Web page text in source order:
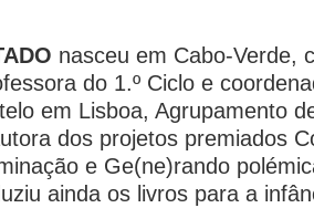
nasceu em Cabo-Verde,
do 1.º Ciclo e
em Lisboa, Agrupamento
dos projetos premiados
e Ge(ne)rando
ainda os livros para a